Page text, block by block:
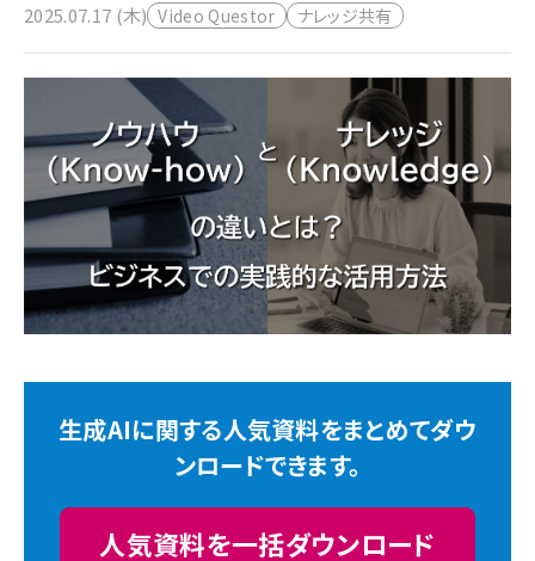
2025.07.17 (木) Video Questor ナレッジ共有
生成AIに関する人気資料をまとめてダウ
ンロードできます。
人気資料を一括ダウンロード